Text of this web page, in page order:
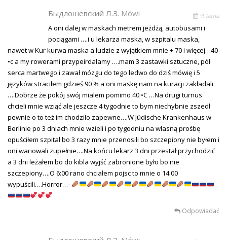
Быдлошевский Л.З. Mówi % temu
A oni dalej w maskach metrem jeżdżą, autobusami i
pociągami ….i u lekarza maska, w szpitalu maska,
nawet w Kur kurwa maska a ludzie z wyjątkiem mnie + 70 i więcej…40
•c a my rowerami przypeirdalamy ….mam 3 zastawki sztuczne, pół
serca martwego i zawał mózgu do tego ledwo do dziś mówię i 5
języków straciłem gdzieś 90 % a oni maskę nam na kuracji zakładali
….Dobrze że pokój swój mialem pomimo 40 •C …Na drugi turnus
chcieli mnie wziąć ale jeszcze 4 tygodnie to bym niechybnie zszedł
pewnie o to też im chodziło zapewne….W Jüdische Krankenhaus w
Berlinie po 3 dniach mnie wzieli i po tygodniu na własną prośbę
opuściłem szpital bo 3 razy mnie przenosili bo szczepiony nie byłem i
oni wariowali zupełnie….Na końcu lekarz 3 dni przestał przychodzić
a 3 dni leżałem bo do kibla wyjść zabronione było bo nie
szczepiony….O 6:00 rano chciałem pojsc to mnie o 14:00
wypuścili….Horror…-
Odpowiadać